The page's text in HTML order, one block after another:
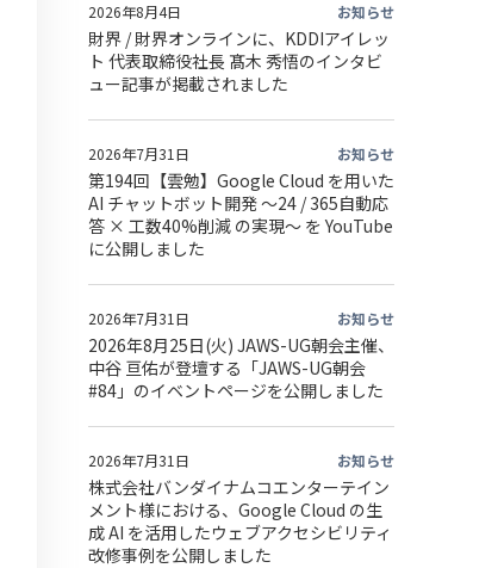
2026年8月4日 お知らせ
財界 / 財界オンラインに、KDDIアイレッ
ト 代表取締役社長 髙木 秀悟のインタビ
ュー記事が掲載されました
2026年7月31日 お知らせ
第194回【雲勉】Google Cloud を用いた
AI チャットボット開発 〜24 / 365自動応
答 × 工数40%削減 の実現〜 を YouTube
に公開しました
2026年7月31日 お知らせ
2026年8月25日(火) JAWS-UG朝会主催、
中谷 亘佑が登壇する「JAWS-UG朝会
#84」のイベントページを公開しました
2026年7月31日 お知らせ
株式会社バンダイナムコエンターテイン
メント様における、Google Cloud の生
成 AI を活用したウェブアクセシビリティ
改修事例を公開しました